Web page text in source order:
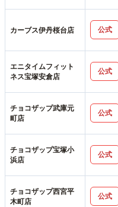
カーブス伊丹桜台店 公式
エニタイムフィット
ネス宝塚安倉店
公式
チョコザップ武庫元
町店
公式
チョコザップ宝塚小
浜店
公式
チョコザップ西宮平
木町店
公式